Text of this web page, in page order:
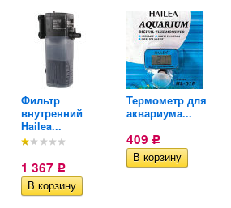
Фильтр
внутренний
Hailea...
1 367 Р
Термометр для
аквариума...
409 Р